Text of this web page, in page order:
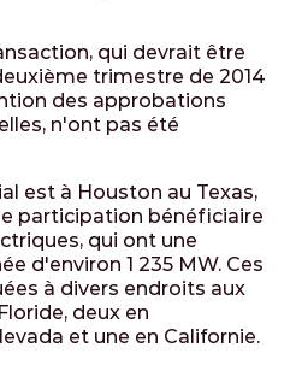
qui devrait être
trimestre de 2014
des approbations
n'ont pas été
est à Houston au Texas,
participation bénéficiaire
qui ont une
d'environ 1 235 MW. Ces
à divers endroits aux
deux en
et une en Californie.